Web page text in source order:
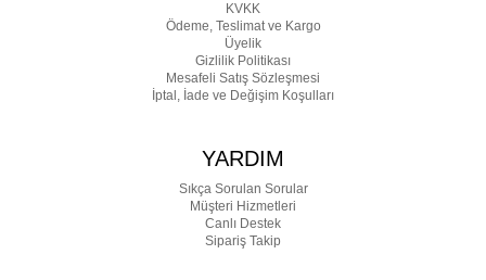
KVKK
Ödeme, Teslimat ve Kargo
Üyelik
Gizlilik Politikası
Mesafeli Satış Sözleşmesi
İptal, İade ve Değişim Koşulları
YARDIM
Sıkça Sorulan Sorular
Müşteri Hizmetleri
Canlı Destek
Sipariş Takip